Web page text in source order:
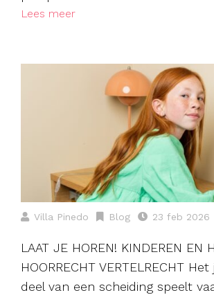
Lees meer
Villa Pinedo Blog 23 feb 2026
LAAT JE HOREN! KINDEREN EN
HOORRECHT VERTELRECHT
deel van een scheiding speelt